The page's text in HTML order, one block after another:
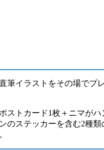
筆イラストをその場でプ
ポストカード1枚＋ニマがハ
のステッカーを含む2種